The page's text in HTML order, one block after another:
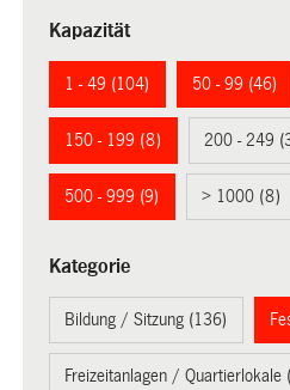
Kapazität
1 - 49 (104) 50 - 99 (46)
150 - 199 (8) 200 - 249
500 - 999 (9) > 1000 (8)
Kategorie
Bildung / Sitzung (136)
Freizeitanlagen / Quartierlokale